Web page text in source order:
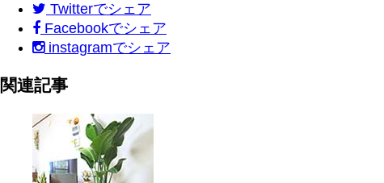
Twitterでシェア
Facebookでシェア
instagramでシェア
関連記事